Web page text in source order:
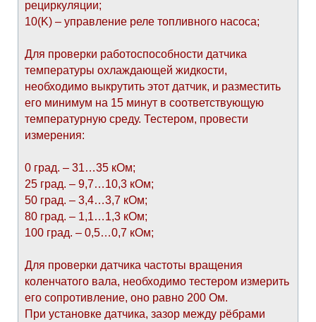
рециркуляции;
10(K) – управление реле топливного насоса;
Для проверки работоспособности датчика
температуры охлаждающей жидкости,
необходимо выкрутить этот датчик, и разместить
его минимум на 15 минут в соответствующую
температурную среду. Тестером, провести
измерения:
0 град. – 31…35 кОм;
25 град. – 9,7…10,3 кОм;
50 град. – 3,4…3,7 кОм;
80 град. – 1,1…1,3 кОм;
100 град. – 0,5…0,7 кОм;
Для проверки датчика частоты вращения
коленчатого вала, необходимо тестером измерить
его сопротивление, оно равно 200 Ом.
При установке датчика, зазор между рёбрами